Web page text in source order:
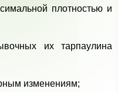
плотностью и
их тарпаулина
изменениям;